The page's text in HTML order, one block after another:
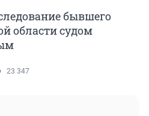
бывшего
области судом
23 347